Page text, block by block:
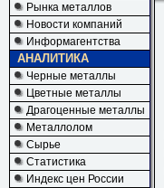
Рынка металлов
Новости компаний
Информагентства
АНАЛИТИКА
Черные металлы
Цветные металлы
Драгоценные металлы
Металлолом
Сырье
Статистика
Индекс цен России